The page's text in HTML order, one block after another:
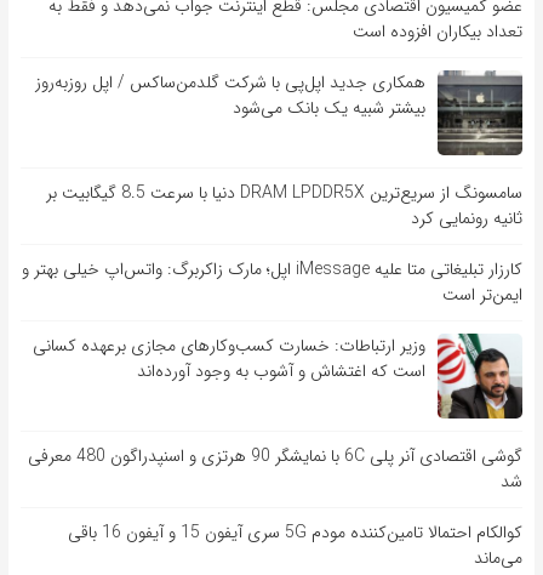
عضو کمیسیون اقتصادی مجلس: قطع اینترنت جواب نمی‌دهد و فقط به
تعداد بیکاران افزوده است
همکاری جدید اپل‌پی با شرکت گلدمن‌ساکس / اپل روزبه‌روز
بیشتر شبیه یک بانک می‌شود
سامسونگ از سریع‌ترین DRAM LPDDR5X دنیا با سرعت 8.5 گیگابیت بر
ثانیه رونمایی کرد
کارزار تبلیغاتی متا علیه iMessage اپل؛ مارک زاکربرگ: واتس‌اپ خیلی بهتر و
ایمن‌تر است
وزیر ارتباطات: خسارت کسب‌وکارهای مجازی برعهده کسانی
است که اغتشاش و آشوب به وجود آورده‌اند
گوشی اقتصادی آنر پلی 6C با نمایشگر 90 هرتزی و اسنپدراگون 480 معرفی
شد
کوالکام احتمالا تامین‌کننده مودم 5G سری آیفون 15 و آیفون 16 باقی
می‌ماند